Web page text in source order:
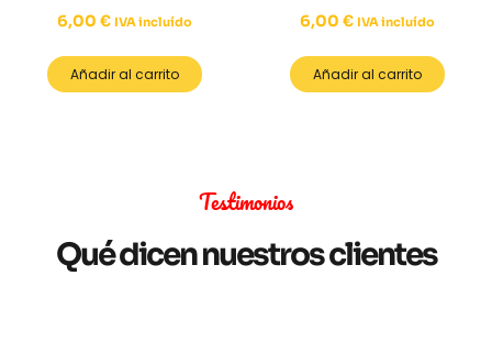
6,00 € IVA incluído
Añadir al carrito
6,00 € IVA incluído
Añadir al carrito
Testimonios
Qué dicen nuestros clientes